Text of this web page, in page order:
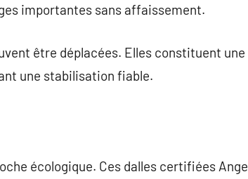
importantes sans affaissement.
être déplacées. Elles constituent une
une stabilisation fiable.
écologique. Ces dalles certifiées Ange